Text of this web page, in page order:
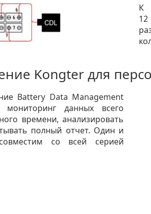
К
Kongter для
Battery Data Management
мониторинг данных всего
времени, анализировать
полный отчет. Один и
со всей серией